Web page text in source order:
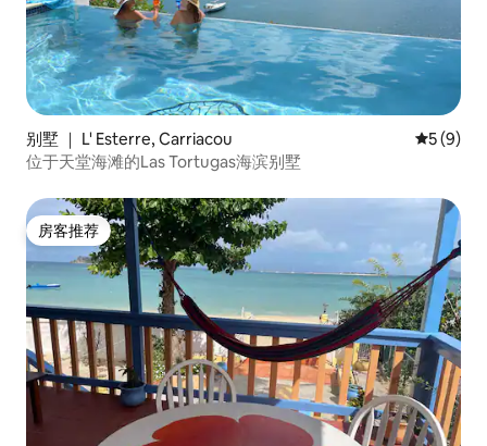
别墅 ｜ L' Esterre, Carriacou 平均评分
5 (9)
位于天堂海滩的Las Tortugas海滨别墅
房客推荐
房客推荐